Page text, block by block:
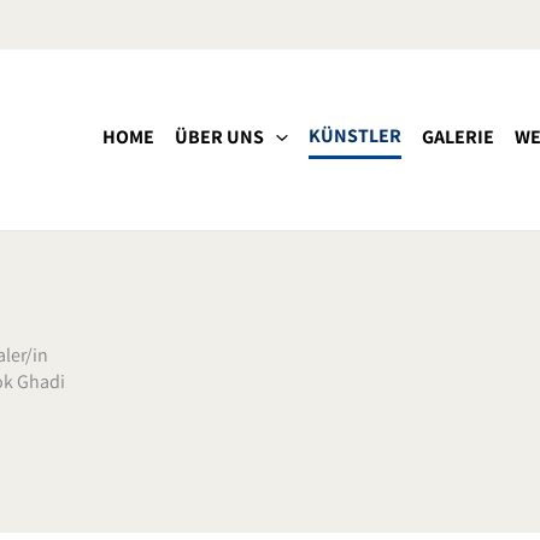
HOME ÜBER UNS KÜNSTLER GALERIE
in
Ghadi